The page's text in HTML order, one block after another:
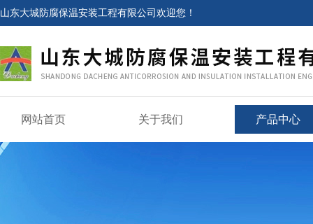
山东大城防腐保温安装工程有限公司欢迎您！
网站首页 关于我们 产品中心